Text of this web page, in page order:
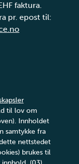
faktura.
pr. epost til:
til lov om
Innholdet
samtykke fra
nettstedet
brukes til